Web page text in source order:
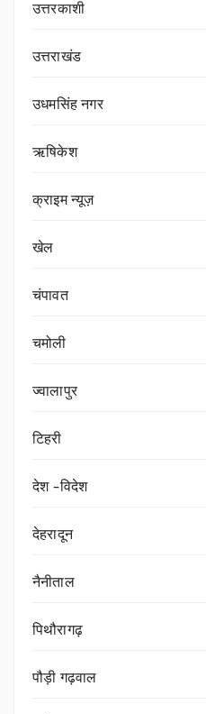
उत्तरकाशी
उत्तराखंड
उधमसिंह नगर
ऋषिकेश
क्राइम न्यूज़
खेल
चंपावत
चमोली
ज्वालापुर
टिहरी
देश -विदेश
देहरादून
नैनीताल
पिथौरागढ़
पौड़ी गढ़वाल